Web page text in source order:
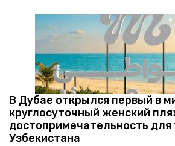
В Дубае открылся первый в
круглосуточный женский
достопримечательность для
Узбекистана